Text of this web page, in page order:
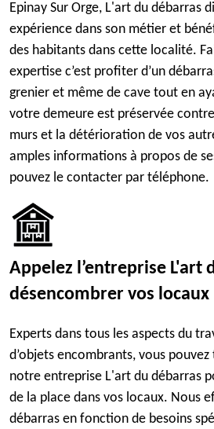
Epinay Sur Orge, L'art du débarras
expérience dans son métier et
des habitants dans cette localité.
expertise c’est profiter d’un
grenier et même de cave tout en
votre demeure est préservée
murs et la détérioration de vos
amples informations à propos de
pouvez le contacter par téléphone.
Appelez l’entreprise L'art
désencombrer vos locaux
Experts dans tous les aspects du
d’objets encombrants, vous
notre entreprise L'art du débarras
de la place dans vos locaux. Nous
débarras en fonction de besoins